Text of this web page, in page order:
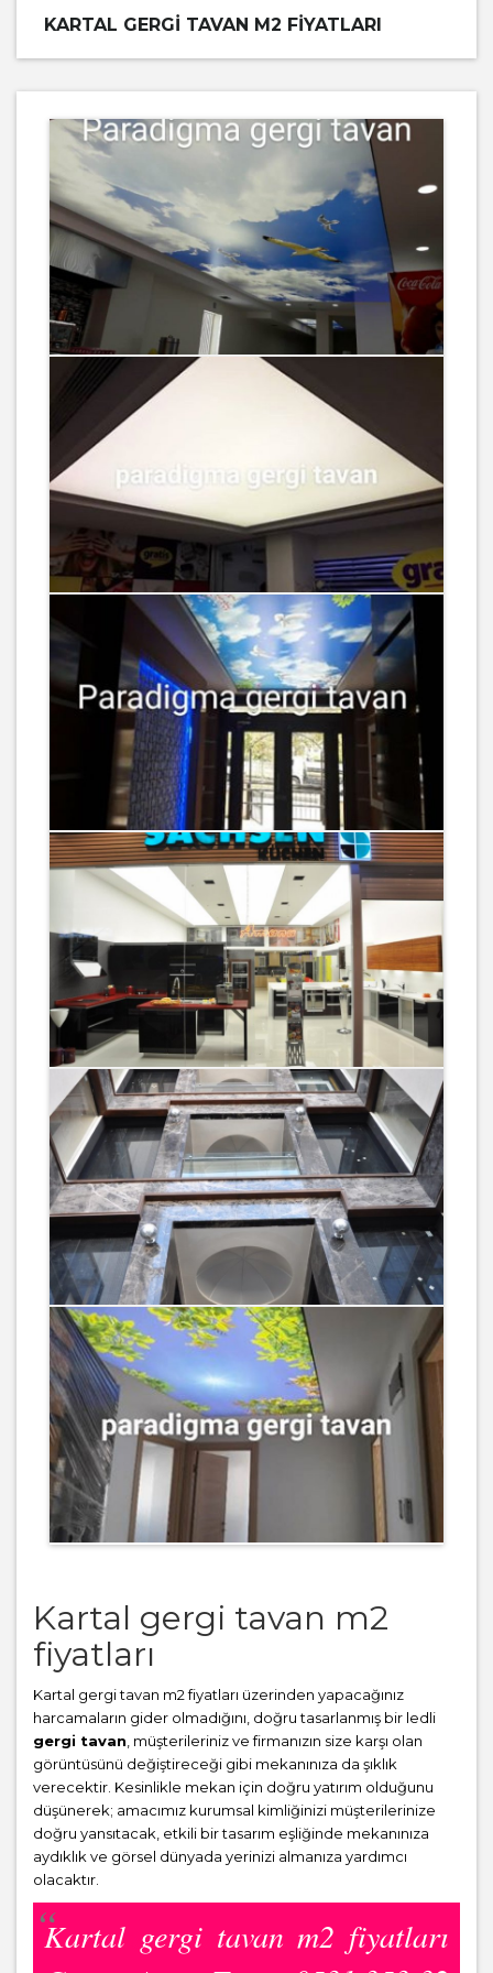
KARTAL GERGI TAVAN M2 FIYATLARI
Kartal gergi tavan m2
fiyatları
Kartal gergi tavan m2 fiyatları üzerinden yapacağınız
harcamaların gider olmadığını, doğru tasarlanmış bir ledli
gergi tavan , müşterileriniz ve firmanızın size karşı olan
görüntüsünü değiştireceği gibi mekanınıza da şıklık
verecektir. Kesinlikle mekan için doğru yatırım olduğunu
düşünerek; amacımız kurumsal kimliğinizi müşterilerinize
doğru yansıtacak, etkili bir tasarım eşliğinde mekanınıza
aydıklık ve görsel dünyada yerinizi almanıza yardımcı
olacaktır.
Kartal gergi tavan m2 fiyatları